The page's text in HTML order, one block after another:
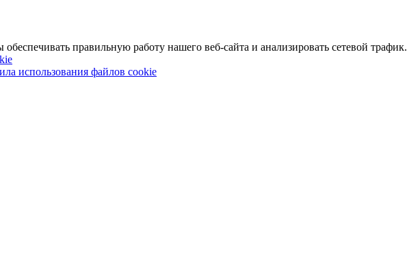
правильную работу нашего веб-сайта и анализировать сетевой трафик.
использования файлов cookie